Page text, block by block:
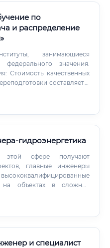
по
и распределение
занимающиеся
федерального значения.
Стоимость качественных
составляет в
гидроэнергетика
сфере получают
главные инженеры
объектах в сложных
и частные
и специалист